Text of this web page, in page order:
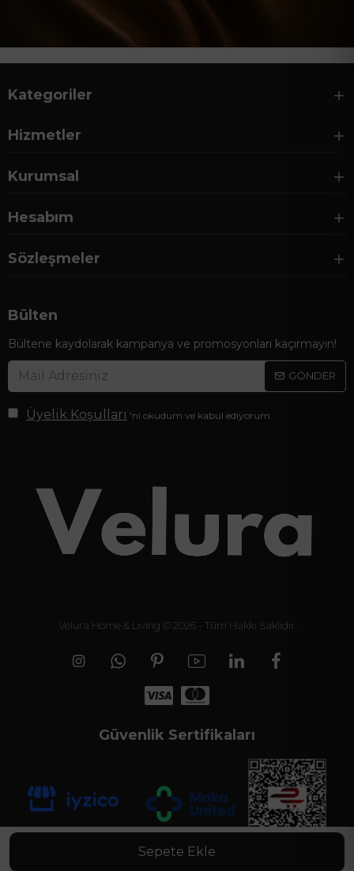
Sepete Ekle
Kategoriler
Hizmetler
Kurumsal
Hesabım
Sözleşmeler
Bülten
Bültene kaydolarak kampanya ve promosyonları kaçırmayın!
GÖNDER
Üyelik Koşulları 'ni okudum ve kabul ediyorum.
Velura Home & Living © 2026 - Tüm Hakkı Saklıdır.
Güvenlik Sertifikaları